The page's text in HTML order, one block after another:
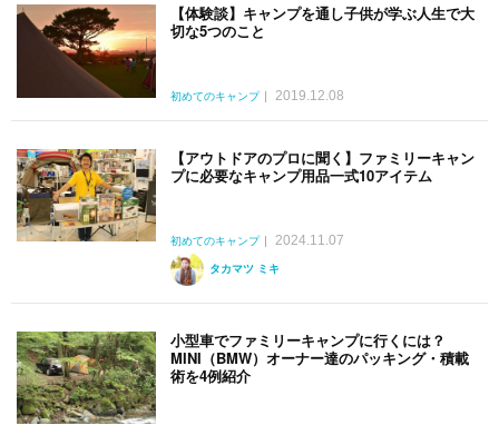
【体験談】キャンプを通し子供が学ぶ人生で大
切な5つのこと
初めてのキャンプ 2019.12.08
【アウトドアのプロに聞く】ファミリーキャン
プに必要なキャンプ用品一式10アイテム
初めてのキャンプ
2024.11.07
タカマツ ミキ
小型車でファミリーキャンプに行くには？
MINI（BMW）オーナー達のパッキング・積載
術を4例紹介